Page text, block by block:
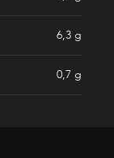
6,3 g
0,7 g